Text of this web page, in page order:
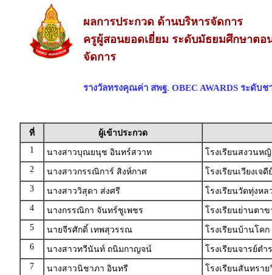
ผลการประกวด ด้านบริหารจัดการ
ครูผู้สอนยอดเยี่ยม ระดับมัธยมศึกษาต
จัดการ
รางวัลทรงคุณค่า สพฐ. OBEC AWARDS ระดับช
ที่
ผู้เข้าประกวด
1
นางสาวบุณยนุช อินทร์สวาท
โรงเรียนสงวนห
2
นางสาวกรรณิการ์ สิงห์กาศ
โรงเรียนเวียงเจ
3
นางสาววิสุดา ส่งศรี
โรงเรียนวัดทุ่งห
4
นางกรรณิกา จันทร์ชูเพชร
โรงเรียนย่านตา
5
นายจีรศักดิ์ เทพสุวรรณ
โรงเรียนบ้านโค
6
นางสาวทวีนันท์ ถนิมกาญจน์
โรงเรียนจารย์ต
7
นางสาวนิชาภา อินทรี
โรงเรียนสันทรา